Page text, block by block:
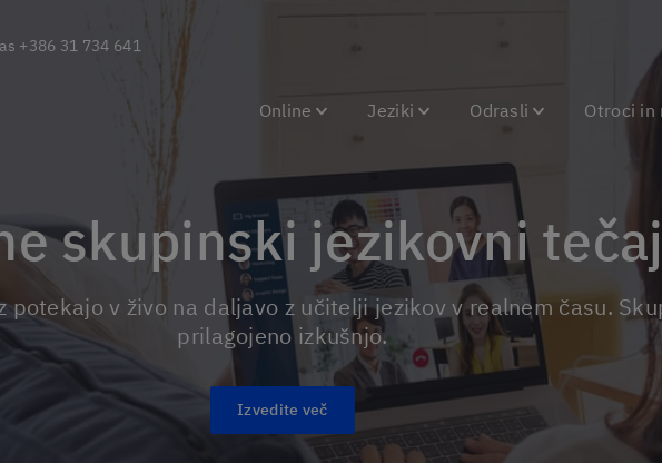
+386 31 734 641
Online Jeziki Odrasli Otroci in
skupinski jezikovni
prilagojeno izkušnjo.
Izvedite več